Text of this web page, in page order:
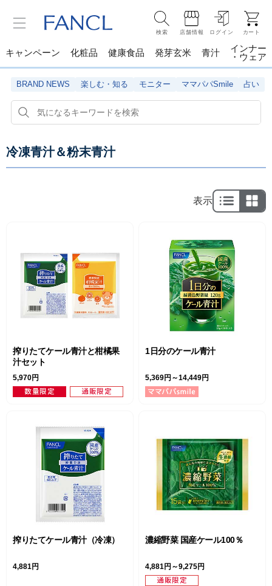
検索 店舗情報 ログイン カート
キャンペーン 化粧品 健康食品 発芽玄米 青汁
インナー
・ウェア
BRAND NEWS 楽しむ・知る モニター ママパパSmile 占い
冷凍青汁＆粉末青汁
表示
搾りたてケール青汁と柑橘果
汁セット
5,970円
1日分のケール青汁
5,369円～14,449円
搾りたてケール青汁（冷凍）
4,881円
濃縮野菜 国産ケール100％
4,881円～9,275円